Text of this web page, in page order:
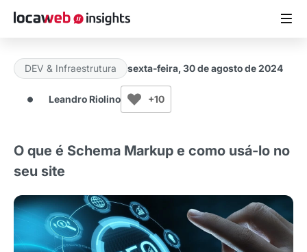
ARTIGOS
MATERIAIS GRATUITOS
ESTUDOS
CASES DE SUCESSO
LOCAWEB.COM.BR
DEV & Infraestrutura sexta-feira, 30 de agosto de 2024
Leandro Riolino +10
O que é Schema Markup e como usá-lo no
seu site